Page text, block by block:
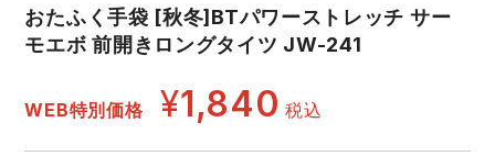
ファン付き作業着・空調服
電熱ウェア・ヒートウェア
アイトス ランキング
ジーベック ランキング
エアークラフト 自重堂
セロリー 大阪支店
おたふく手袋 [秋冬]BTパワーストレッチ サー
モエボ 前開きロングタイツ JW-241
WEB特別価格 ¥1,840 税込